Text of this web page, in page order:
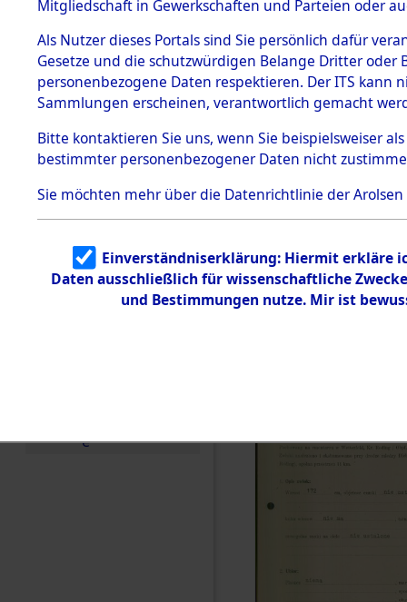
1.
mente
5. Verschiedenes
5.3
Todesmärsche
5.3.1 Alliierte
Erhebungen
zu
Todesmärsch
en
5.3.2
Identifizierun
g
5.3.3
Todesmärsch
e
auf dem
zur
Roding)
Leben
0002
Mitgliedschaft in Gewerkschaften und Parteien oder
Als Nutzer dieses Portals sind Sie persönlich dafür
Gesetze und die schutzwürdigen Belange Dritter
personenbezogene Daten respektieren. Der ITS
Sammlungen erscheinen, verantwortlich gemacht
Bitte kontaktieren Sie uns, wenn Sie beispielsweiser
bestimmter personenbezogener Daten nicht
Sie möchten mehr über die Datenrichtlinie der Arolsen
Einverständniserklärung: Hiermit erkläre
Daten ausschließlich für wissenschaftliche
und Bestimmungen nutze. Mir ist